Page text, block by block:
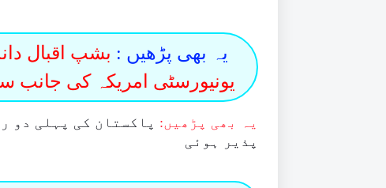
یہ بھی پڑھیں : بشپ اقبال
یونیورسٹی امریکہ کی جانب
یہ بھی پڑھیں: پاکستان کی پہلی دو
پذیر ہوئی